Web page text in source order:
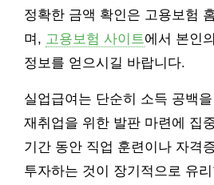
정확한 금액 확인은 고용보험
며, 고용보험 사이트에서 본인
정보를 얻으시길 바랍니다.
실업급여는 단순히 소득 공백
재취업을 위한 발판 마련에 집
기간 동안 직업 훈련이나 자격
투자하는 것이 장기적으로 유